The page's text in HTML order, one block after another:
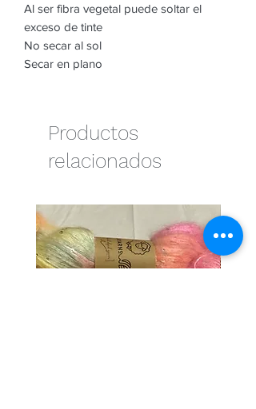
Al ser fibra vegetal puede soltar el
exceso de tinte
No secar al sol
Secar en plano
Productos
relacionados